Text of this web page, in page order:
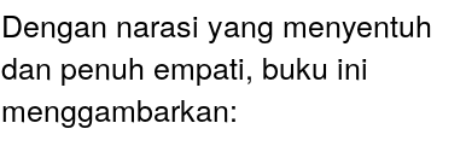
Dengan narasi yang menyentuh
dan penuh empati, buku ini
menggambarkan: